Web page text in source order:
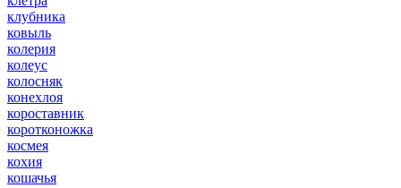
клубника
ковыль
колерия
колеус
колосняк
конехлоя
короставник
коротконожка
космея
кохия
кошачья